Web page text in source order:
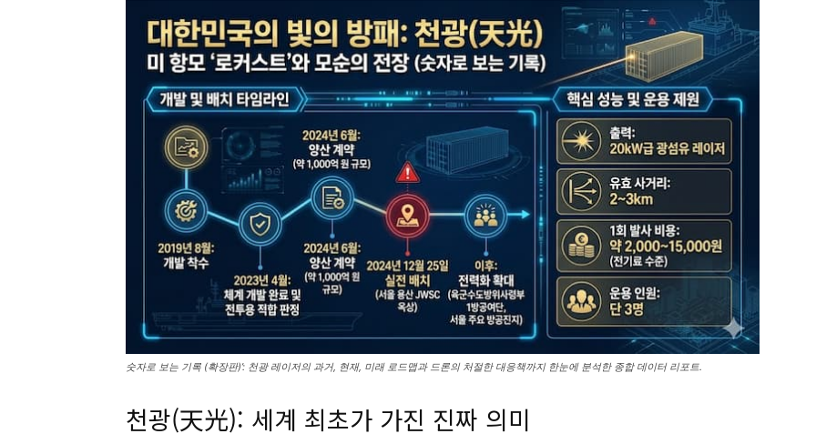
숫자로 보는 기록 (확장판)’: 천광 레이저의 과거, 현재, 미래 로드맵과 드론의 처절한 대응책까지 한눈에 분석한 종합 데이터 리포트.
천광(天光): 세계 최초가 가진 진짜 의미